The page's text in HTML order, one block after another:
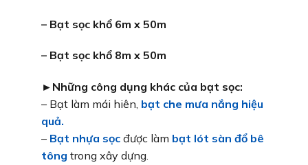
– Bạt sọc khổ 6m x 50m
– Bạt sọc khổ 8m x 50m
►Những công dụng khác của bạt sọc:
– Bạt làm mái hiên, bạt che mưa nắng hiệu
quả.
– Bạt nhựa sọc được làm bạt lót sàn đổ bê
tông trong xây dựng.